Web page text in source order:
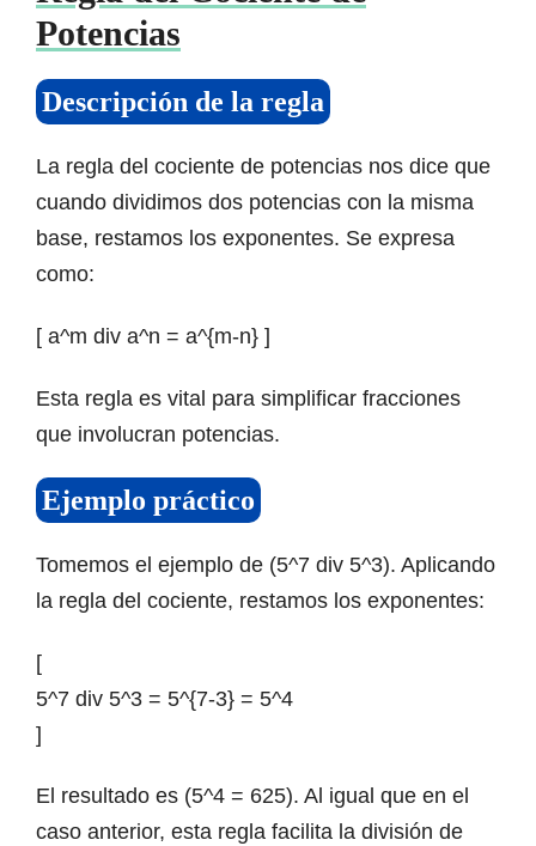
Potencias
Descripción de la regla
La regla del cociente de potencias nos dice que
cuando dividimos dos potencias con la misma
base, restamos los exponentes. Se expresa
como:
[ a^m div a^n = a^{m-n} ]
Esta regla es vital para simplificar fracciones
que involucran potencias.
Ejemplo práctico
Tomemos el ejemplo de (5^7 div 5^3). Aplicando
la regla del cociente, restamos los exponentes:
[
5^7 div 5^3 = 5^{7-3} = 5^4
]
El resultado es (5^4 = 625). Al igual que en el
caso anterior, esta regla facilita la división de